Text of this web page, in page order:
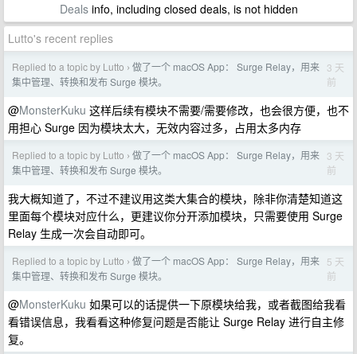
Dealsinfo, including closed deals, is not hidden
Lutto's recent replies
Replied to a topic by Lutto › 做了一个 macOS App： Surge Relay，用来
集中管理、转换和发布 Surge 模块。
3 天
前
@MonsterKuku 这样后续有模块不需要/需要修改，也会很方便，也不
用担心 Surge 因为模块太大，无效内容过多，占用太多内存
Replied to a topic by Lutto › 做了一个 macOS App： Surge Relay，用来
集中管理、转换和发布 Surge 模块。
3 天
前
我大概知道了，不过不建议用这类大集合的模块，除非你清楚知道这
里面每个模块对应什么，更建议你分开添加模块，只需要使用 Surge
Relay 生成一次会自动即可。
Replied to a topic by Lutto › 做了一个 macOS App： Surge Relay，用来
集中管理、转换和发布 Surge 模块。
5 天
前
@MonsterKuku 如果可以的话提供一下原模块给我，或者截图给我看
看错误信息，我看看这种修复问题是否能让 Surge Relay 进行自主修
复。